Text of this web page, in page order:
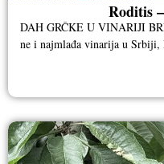
Roditis
DAH GRČKE U VINARIJI
ne i najmlađa vinarija u Srbiji,